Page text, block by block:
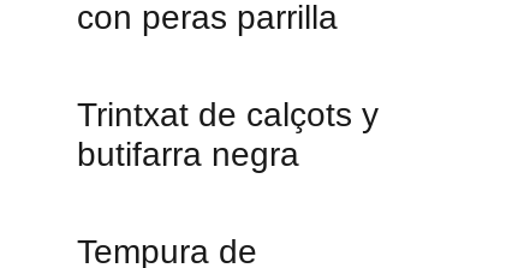
con peras parrilla
Trintxat de calçots y
butifarra negra
Tempura de